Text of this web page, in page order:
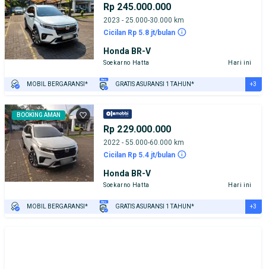
Rp 245.000.000
2023 - 25.000-30.000 km
Cicilan Rp 5.8 jt/bulan
Honda BR-V
Soekarno Hatta Hari ini
MOBIL BERGARANSI* GRATIS ASURANSI 1 TAHUN*
PENJUAL TERVERIFIKASI
+3
BOOKING AMAN
Rp 229.000.000
2022 - 55.000-60.000 km
Cicilan Rp 5.4 jt/bulan
Honda BR-V
Soekarno Hatta Hari ini
MOBIL BERGARANSI* GRATIS ASURANSI 1 TAHUN* +3